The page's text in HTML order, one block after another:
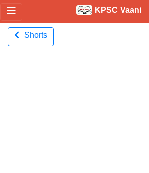
KPSC Vaani
Shorts